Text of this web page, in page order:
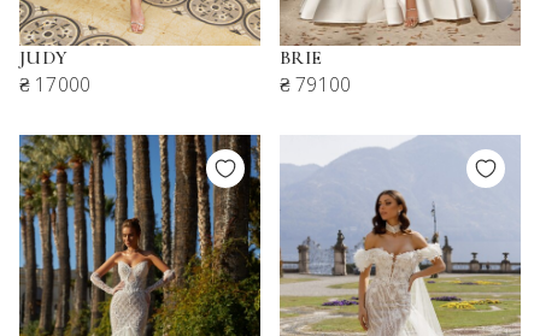
JUDY
₴ 17000
BRIE
₴ 79100